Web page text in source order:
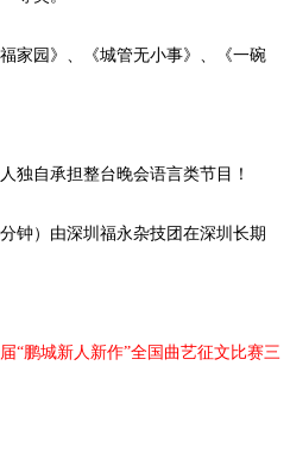
家园》、《城管无小事》、《一碗
独自承担整台晚会语言类节目！
分钟）由深圳福永杂技团在深圳长期
“鹏城新人新作”全国曲艺征文比赛三